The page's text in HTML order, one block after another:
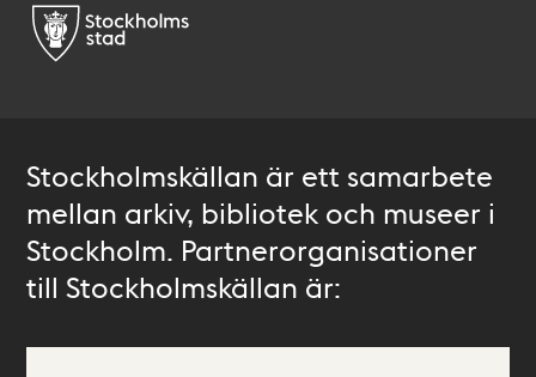
Stockholmskällan är ett samarbete
mellan arkiv, bibliotek och museer i
Stockholm. Partnerorganisationer
till Stockholmskällan är: